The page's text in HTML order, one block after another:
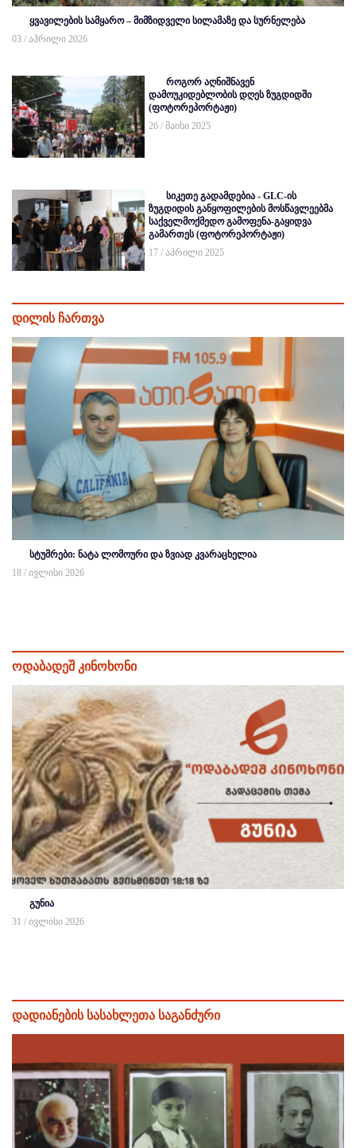
ყვავილების სამყარო – მიმზიდველი სილამაზე და სურნელება
03 / აპრილი 2026
როგორ აღნიშნავენ
დამოუკიდებლობის დღეს ზუგდიდში
(ფოტორეპორტაჟი)
26 / მაისი 2025
სიკეთე გადამდებია - GLC-ის
ზუგდიდის განყოფილების მოსწავლეებმა
საქველმოქმედო გამოფენა-გაყიდვა
გამართეს (ფოტორეპორტაჟი)
17 / აპრილი 2025
დილის ჩართვა
სტუმრები: ნატა ლომოური და ზვიად კვარაცხელია
18 / ივლისი 2026
ოდაბადეშ კინოხონი
გუნია
31 / ივლისი 2026
დადიანების სასახლეთა საგანძური